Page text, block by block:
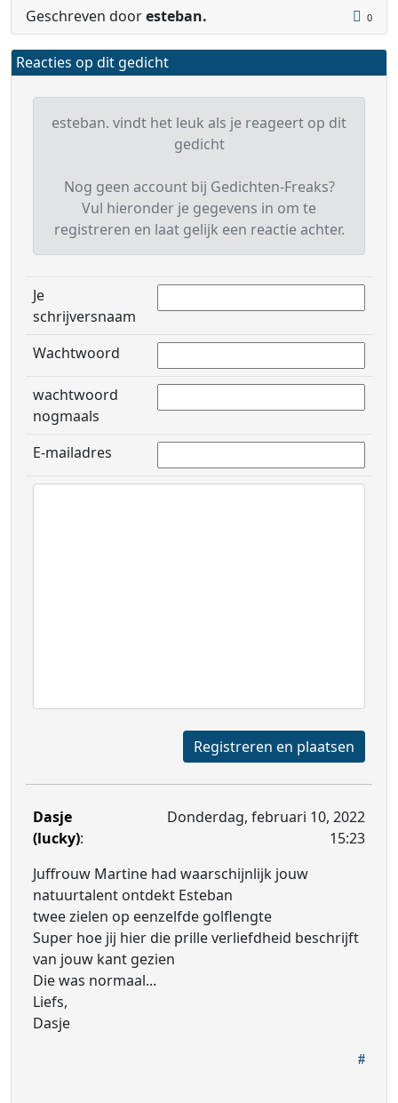
Geschreven dooresteban. 0
Reacties op dit gedicht
esteban. vindt het leuk als je reageert op dit
gedicht
Nog geen account bij Gedichten-Freaks?
Vul hieronder je gegevens in om te
registreren en laat gelijk een reactie achter.
Je
schrijversnaam
Wachtwoord
wachtwoord
nogmaals
E-mailadres
Registreren en plaatsen
Dasje
(lucky):
Donderdag, februari 10, 2022
15:23
Juffrouw Martine had waarschijnlijk jouw
natuurtalent ontdekt Esteban
twee zielen op eenzelfde golflengte
Super hoe jij hier die prille verliefdheid beschrijft
van jouw kant gezien
Die was normaal...
Liefs,
Dasje